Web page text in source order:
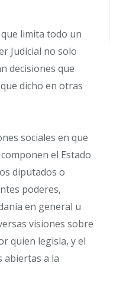
limita todo un
Judicial no solo
decisiones que
dicho en otras
sociales en que
el Estado
diputados o
poderes,
en general u
visiones sobre
quien legisla, y el
abiertas a la